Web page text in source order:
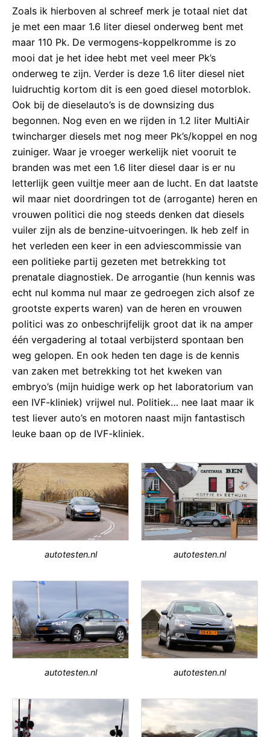
Zoals ik hierboven al schreef merk je totaal niet dat
je met een maar 1.6 liter diesel onderweg bent met
maar 110 Pk. De vermogens-koppelkromme is zo
mooi dat je het idee hebt met veel meer Pk’s
onderweg te zijn. Verder is deze 1.6 liter diesel niet
luidruchtig kortom dit is een goed diesel motorblok.
Ook bij de dieselauto’s is de downsizing dus
begonnen. Nog even en we rijden in 1.2 liter MultiAir
twincharger diesels met nog meer Pk’s/koppel en nog
zuiniger. Waar je vroeger werkelijk niet vooruit te
branden was met een 1.6 liter diesel daar is er nu
letterlijk geen vuiltje meer aan de lucht. En dat laatste
wil maar niet doordringen tot de (arrogante) heren en
vrouwen politici die nog steeds denken dat diesels
vuiler zijn als de benzine-uitvoeringen. Ik heb zelf in
het verleden een keer in een adviescommissie van
een politieke partij gezeten met betrekking tot
prenatale diagnostiek. De arrogantie (hun kennis was
echt nul komma nul maar ze gedroegen zich alsof ze
grootste experts waren) van de heren en vrouwen
politici was zo onbeschrijfelijk groot dat ik na amper
één vergadering al totaal verbijsterd spontaan ben
weg gelopen. En ook heden ten dage is de kennis
van zaken met betrekking tot het kweken van
embryo’s (mijn huidige werk op het laboratorium van
een IVF-kliniek) vrijwel nul. Politiek… nee laat maar ik
test liever auto’s en motoren naast mijn fantastisch
leuke baan op de IVF-kliniek.
autotesten.nl autotesten.nl
autotesten.nl autotesten.nl